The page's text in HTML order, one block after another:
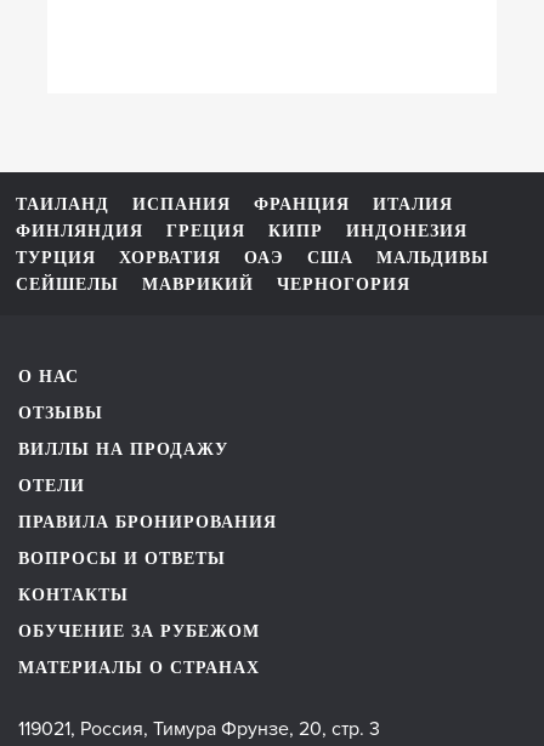
ТАИЛАНД ИСПАНИЯ ФРАНЦИЯ
ИТАЛИЯ
ФИНЛЯНДИЯ
ГРЕЦИЯ КИПР
ИНДОНЕЗИЯ
ТУРЦИЯ
ХОРВАТИЯ ОАЭ США
МАЛЬДИВЫ
СЕЙШЕЛЫ
МАВРИКИЙ ЧЕРНОГОРИЯ
О НАС
ОТЗЫВЫ
ВИЛЛЫ НА ПРОДАЖУ
ОТЕЛИ
ПРАВИЛА БРОНИРОВАНИЯ
ВОПРОСЫ И ОТВЕТЫ
КОНТАКТЫ
ОБУЧЕНИЕ ЗА РУБЕЖОМ
МАТЕРИАЛЫ О СТРАНАХ
119021, Россия, Тимура Фрунзе, 20, стр. 3